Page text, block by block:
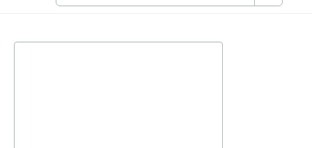
Afbeeldingengalerij overslaan